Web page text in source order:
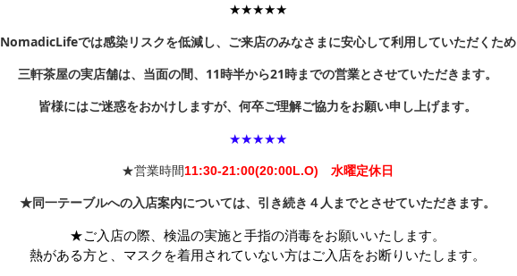
★★★★★
NomadicLifeでは感染リスクを低減し、ご来店のみなさまに安心して利用していただくため
三軒茶屋の実店舗は、当面の間、11時半から21時までの営業とさせていただきます。
皆様にはご迷惑をおかけしますが、何卒ご理解ご協力をお願い申し上げます。
★★★★★
★営業時間11:30-21:00(20:00L.O) 水曜定休日
★同一テーブルへの入店案内については、引き続き４人までとさせていただきます。
★ご入店の際、検温の実施と手指の消毒をお願いいたします。
熱がある方と、マスクを着用されていない方はご入店をお断りいたします。